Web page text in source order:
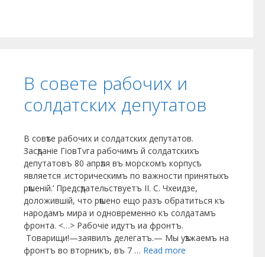
В совете рабочих и
солдатских депутатов
В совѣте рабочих и солдатских депутатов.
Засѣданіе ГіовТѵга рабочимъ й солдат­скихъ
депутатовъ 80 апрѣля въ мор­скомъ корпусѣ
является .историческимъ по важности принятыхъ
рѣшеній.’ Предсѣдательствуетъ II. С. Чхеидзе,
доложившій, что рѣшено ещо разъ обра­титься къ
народамъ мира и одновремен­но къ солдатамъ
фронта. <…> Рабочіе идутъ иа фронтъ.
Товарищи!—заявилъ делегатъ.— Мы уѣзжаемъ на
фронтъ во вторникъ, въ 7 … Read more